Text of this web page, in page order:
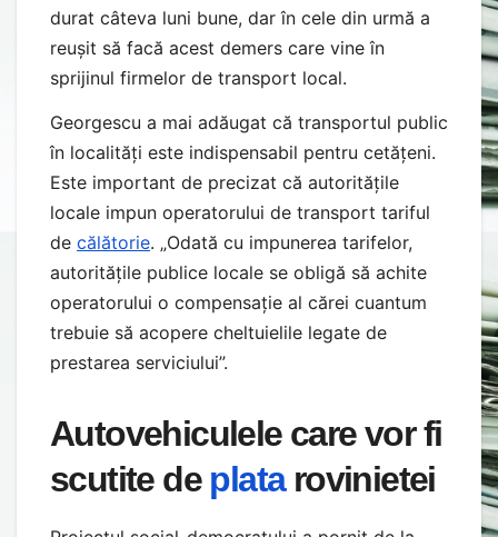
durat câteva luni bune, dar în cele din urmă a
reușit să facă acest demers care vine în
sprijinul firmelor de transport local.
Georgescu a mai adăugat că transportul public
în localități este indispensabil pentru cetățeni.
Este important de precizat că autoritățile
locale impun operatorului de transport tariful
de călătorie. „Odată cu impunerea tarifelor,
autoritățile publice locale se obligă să achite
operatorului o compensație al cărei cuantum
trebuie să acopere cheltuielile legate de
prestarea serviciului”.
Autovehiculele care vor fi
scutite de platarovinietei